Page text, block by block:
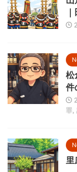
松
件
罪
里